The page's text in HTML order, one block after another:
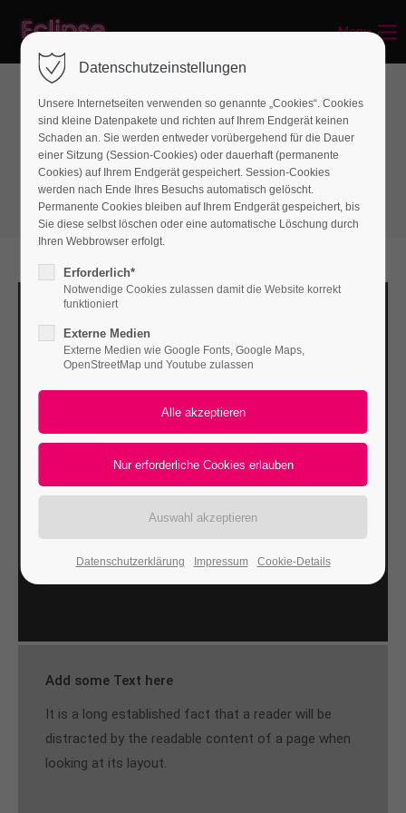
Login
Benutzername
Passwort
Register | Lost your password?
Support
Mon - Fri 8:00am - 5:00pm(GMT +1)
Get in touch
376-293 City Road, Suite 600
Have any questions?
+44 1234 567 890
Menu
Gallery & Video
Gallery - Grid
Add some Text here
It is a long established fact that a reader will be
distracted by the readable content of a page when
looking at its layout.
Datenschutzeinstellungen
Unsere Internetseiten verwenden so genannte „Cookies“. Cookies
sind kleine Datenpakete und richten auf Ihrem Endgerät keinen
Schaden an. Sie werden entweder vorübergehend für die Dauer
einer Sitzung (Session-Cookies) oder dauerhaft (permanente
Cookies) auf Ihrem Endgerät gespeichert. Session-Cookies
werden nach Ende Ihres Besuchs automatisch gelöscht.
Permanente Cookies bleiben auf Ihrem Endgerät gespeichert, bis
Sie diese selbst löschen oder eine automatische Löschung durch
Ihren Webbrowser erfolgt.
Erforderlich*
Notwendige Cookies zulassen damit die Website korrekt
funktioniert
Externe Medien
Externe Medien wie Google Fonts, Google Maps,
OpenStreetMap und Youtube zulassen
Datenschutzerklärung Impressum Cookie-Details